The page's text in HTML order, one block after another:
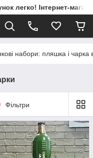
легко! Інтернет-
набори: пляшка і
Фільтри